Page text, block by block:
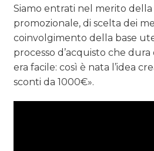
Siamo entrati nel merito della
promozionale, di scelta dei
coinvolgimento della base
processo d’acquisto che
era facile: così è nata l’idea
sconti da 1000€».